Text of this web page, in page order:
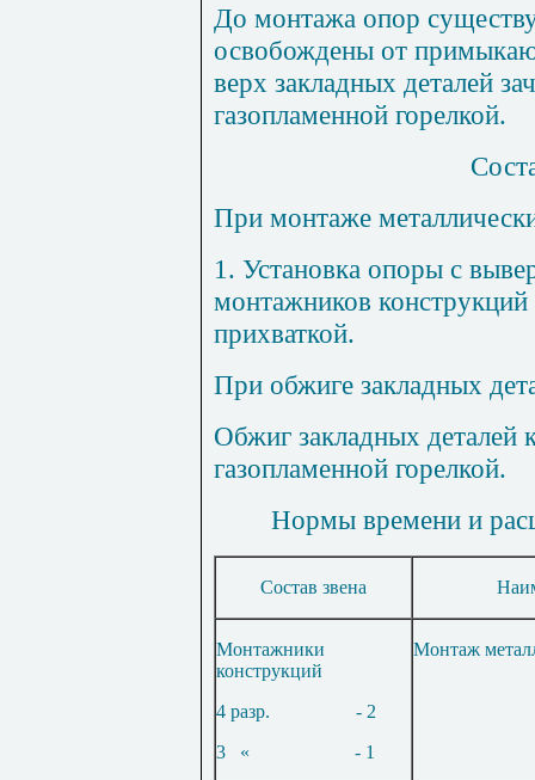
До монтажа опор
освобождены от
верх закладных деталей
газопламенной горелкой.
При монтаже
1 . Установка опоры с
монтажников
прихваткой.
При обжиге закладных
Обжиг закладных деталей
газопламенной горелкой.
Нормы времени и
Состав звена
Монтажники
конструкций
4 разр.
- 2
3
« - 1
Монтаж